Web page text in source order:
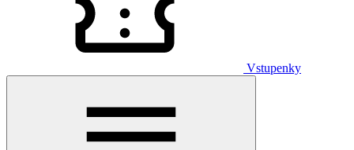
Vstupenky